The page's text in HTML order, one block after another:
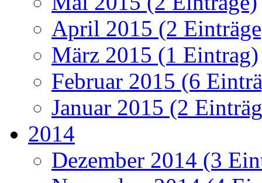
April 2015 (2
März 2015 (1 Eintrag)
Februar 2015 (6
Januar 2015 (2
2014
Dezember 2014 (3